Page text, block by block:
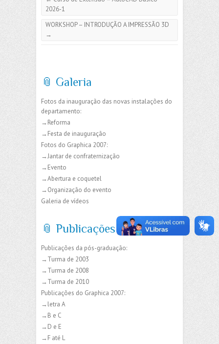
2026-1
WORKSHOP – INTRODUÇÃO A IMPRESSÃO 3D
→
📎 Galeria
Fotos da inauguração das novas instalações do
departamento:
→Reforma
→Festa de inauguração
Fotos do Graphica 2007:
→Jantar de confraternização
→Evento
→Abertura e coquetel
→Organização do evento
Galeria de vídeos
📎 Publicações
Publicações da pós-graduação:
→Turma de 2003
→Turma de 2008
→Turma de 2010
Publicações do Graphica 2007:
→letra A
→B e C
→D e E
→F até L